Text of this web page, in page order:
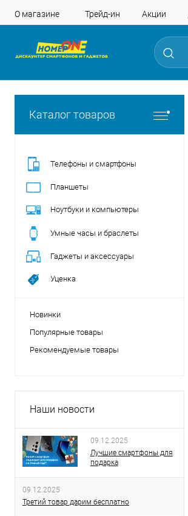
О магазине Трейд-ин Акции
Каталог товаров
Телефоны и смартфоны
Планшеты
Ноутбуки и компьютеры
Умные часы и браслеты
Гаджеты и аксессуары
Уценка
Новинки
Популярные товары
Рекомендуемые товары
Наши новости
09.12.2025
Лучшие смартфоны для
подарка
09.12.2025
Третий товар дарим бесплатно